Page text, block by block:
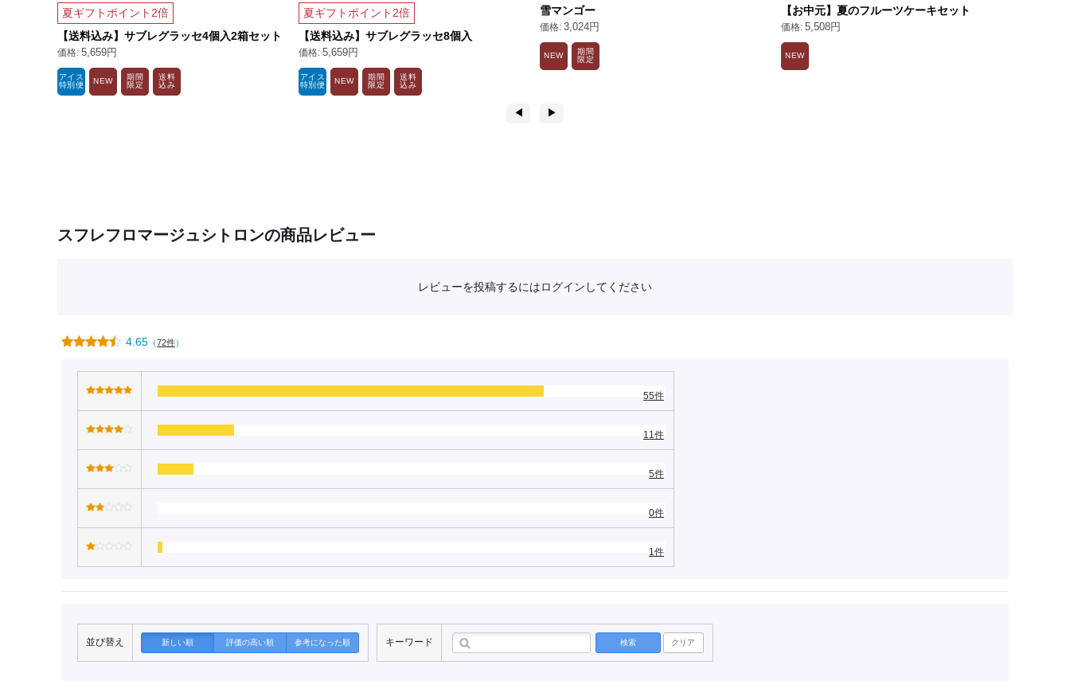
夏ギフトポイント2倍
【送料込み】サブレグラッセ4個入2箱セット
5,659円
アイス
特別便
NEW
期間
限定
送料
込み
夏ギフトポイント2倍
【送料込み】サブレグラッセ8個入
5,659円
アイス
特別便
NEW
期間
限定
送料
込み
雪マンゴー
3,024円
NEW
期間
限定
【お中元】夏のフルーツケーキセット
5,508円
NEW
◀︎ ▶︎
スフレフロマージュシトロンの商品レビュー
レビューを投稿するにはログイン してください
4.65 （72件）
55件
11件
5件
0件
1件
並び替え 新しい順 評価の高い順 参考になった順 キーワード 検索 クリア